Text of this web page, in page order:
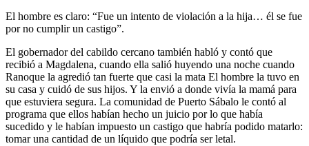
El hombre es claro: “Fue un intento de violación a la hija… él se fue
por no cumplir un castigo”.
El gobernador del cabildo cercano también habló y contó que
recibió a Magdalena, cuando ella salió huyendo una noche cuando
Ranoque la agredió tan fuerte que casi la mata El hombre la tuvo en
su casa y cuidó de sus hijos. Y la envió a donde vivía la mamá para
que estuviera segura. La comunidad de Puerto Sábalo le contó al
programa que ellos habían hecho un juicio por lo que había
sucedido y le habían impuesto un castigo que habría podido matarlo:
tomar una cantidad de un líquido que podría ser letal.